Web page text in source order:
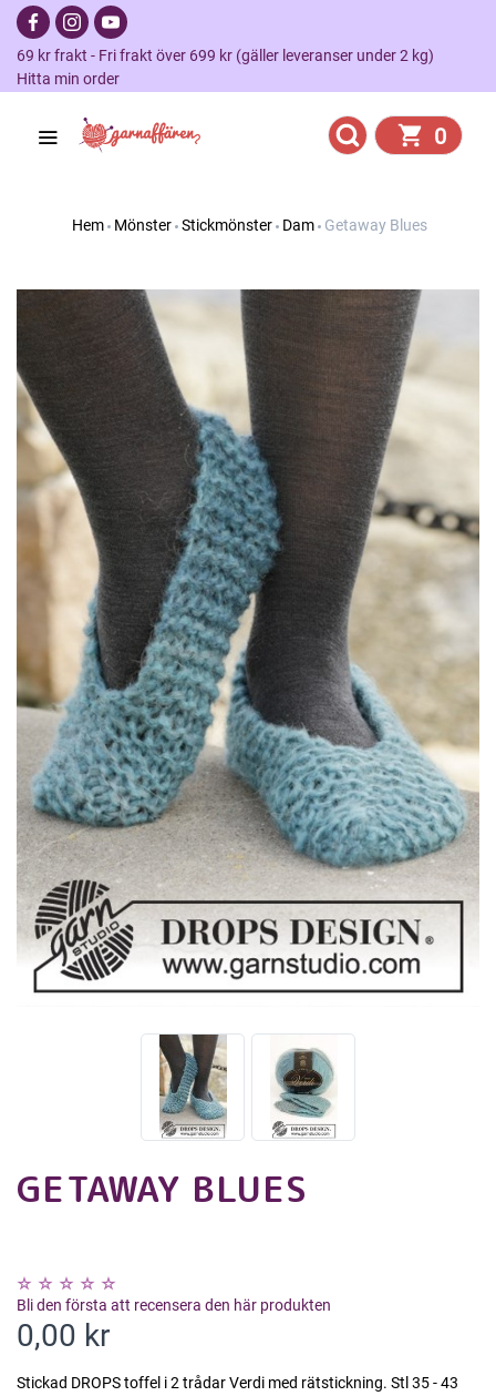
69 kr frakt - Fri frakt över 699 kr (gäller leveranser under 2 kg)
Hitta min order
0
Hem Mönster Stickmönster Dam Getaway Blues
GETAWAY BLUES
Bli den första att recensera den här produkten
0,00 kr
Stickad DROPS toffel i 2 trådar Verdi med rätstickning. Stl 35 - 43